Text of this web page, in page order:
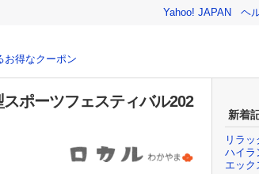
Yahoo! JAPAN ヘ
お得なクーポン
ポーツフェスティバル202
新着
リラ
ハイラ
エック